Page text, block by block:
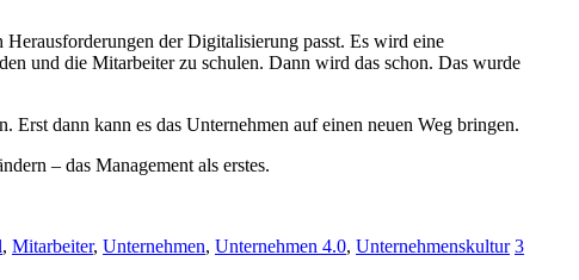
der Digitalisierung passt. Es wird eine
und die Mitarbeiter zu schulen. Dann wird das schon. Das wurde
dann kann es das Unternehmen auf einen neuen Weg bringen.
– das Management als erstes.
, Mitarbeiter, Unternehmen, Unternehmen 4.0, Unternehmenskultur 3